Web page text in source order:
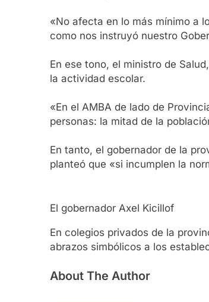
«No afecta en lo más mínimo a
como nos instruyó nuestro
En ese tono, el ministro de
la actividad escolar.
«En el AMBA de lado de
personas: la mitad de la
En tanto, el gobernador de la
planteó que «si incumplen la
El gobernador Axel Kicillof
En colegios privados de la
abrazos simbólicos a los
About The Author